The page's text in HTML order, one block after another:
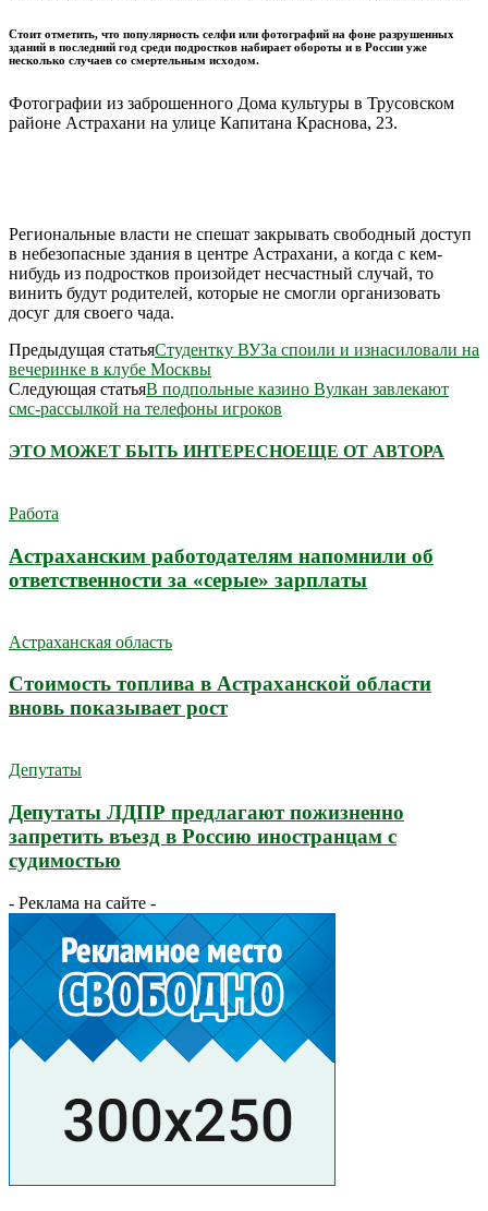
Стоит отметить, что популярность селфи или фотографий на фоне разрушенных
зданий в последний год среди подростков набирает обороты и в России уже
несколько случаев со смертельным исходом.
Фотографии из заброшенного Дома культуры в Трусовском
районе Астрахани на улице Капитана Краснова, 23.
Региональные власти не спешат закрывать свободный доступ
в небезопасные здания в центре Астрахани, а когда с кем-
нибудь из подростков произойдет несчастный случай, то
винить будут родителей, которые не смогли организовать
досуг для своего чада.
Предыдущая статьяСтудентку ВУЗа споили и изнасиловали на
вечеринке в клубе Москвы
Следующая статьяВ подпольные казино Вулкан завлекают
смс-рассылкой на телефоны игроков
ЭТО МОЖЕТ БЫТЬ ИНТЕРЕСНОЕЩЕ ОТ АВТОРА
Работа
Астраханским работодателям напомнили об
ответственности за «серые» зарплаты
Астраханская область
Стоимость топлива в Астраханской области
вновь показывает рост
Депутаты
Депутаты ЛДПР предлагают пожизненно
запретить въезд в Россию иностранцам с
судимостью
- Реклама на сайте -